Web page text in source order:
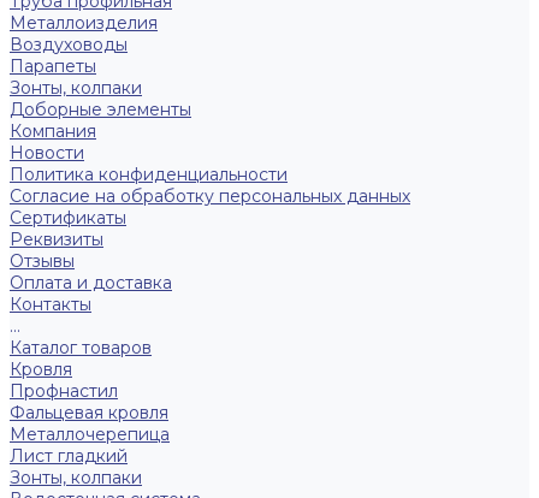
Металлоизделия
Воздуховоды
Парапеты
Зонты, колпаки
Доборные элементы
Компания
Новости
Политика конфиденциальности
Согласие на обработку персональных данных
Сертификаты
Реквизиты
Отзывы
Оплата и доставка
Контакты
...
Каталог товаров
Кровля
Профнастил
Фальцевая кровля
Металлочерепица
Лист гладкий
Зонты, колпаки